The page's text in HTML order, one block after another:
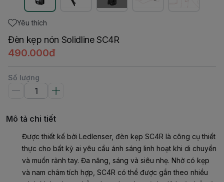
Yêu thích
Đèn kẹp nón Solidline SC4R
490.000đ
Số lượng
Mô tả chi tiết
Được thiết kế bởi Ledlenser, đèn kẹp SC4R là công cụ thiết
thực cho bất kỳ ai yêu cầu ánh sáng linh hoạt khi di chuyển
và muốn rảnh tay. Đa năng, sáng và siêu nhẹ. Nhờ có kẹp
và nam châm tích hợp, SC4R có thể được gắn theo nhiều